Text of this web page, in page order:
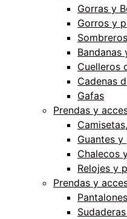
Gorras y
Gorros y
Sombreros
Bandanas
Cuelleros
Cadenas
Gafas
Prendas y
Guantes y
Chalecos
Relojes y
Prendas y